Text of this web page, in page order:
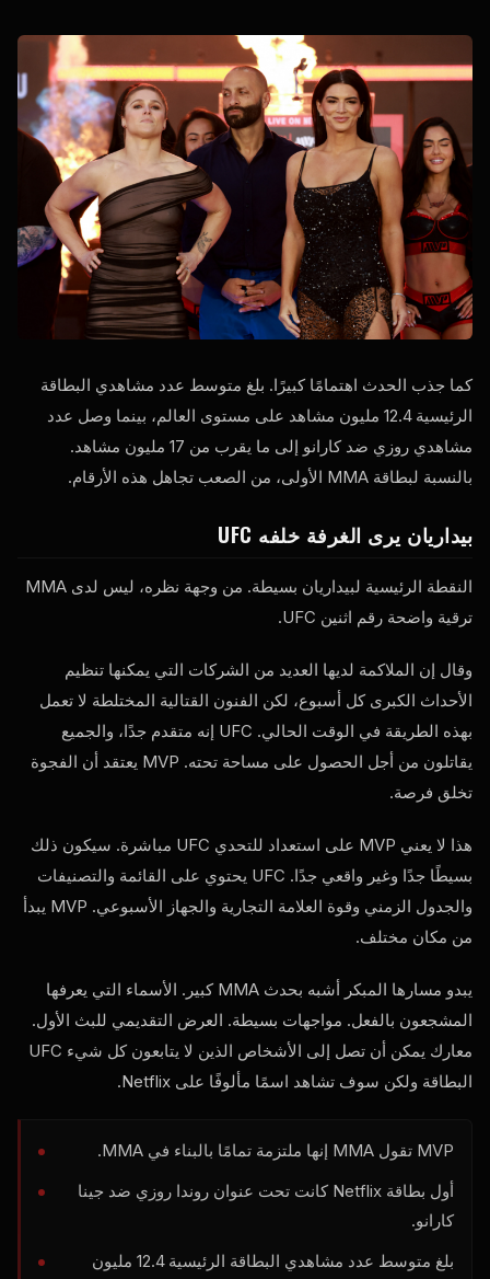
كما جذب الحدث اهتمامًا كبيرًا. بلغ متوسط عدد مشاهدي البطاقة
الرئيسية 12.4 مليون مشاهد على مستوى العالم، بينما وصل عدد
مشاهدي روزي ضد كارانو إلى ما يقرب من 17 مليون مشاهد.
بالنسبة لبطاقة MMA الأولى، من الصعب تجاهل هذه الأرقام.
بيداريان يرى الغرفة خلفه UFC
النقطة الرئيسية لبيداريان بسيطة. من وجهة نظره، ليس لدى MMA
ترقية واضحة رقم اثنين UFC
.
وقال إن الملاكمة لديها العديد من الشركات التي يمكنها تنظيم
الأحداث الكبرى كل أسبوع، لكن الفنون القتالية المختلطة لا تعمل
بهذه الطريقة في الوقت الحالي. UFC إنه متقدم جدًا، والجميع
يقاتلون من أجل الحصول على مساحة تحته. MVP يعتقد أن الفجوة
تخلق فرصة.
هذا لا يعني MVP على استعداد للتحدي UFC مباشرة. سيكون ذلك
بسيطًا جدًا وغير واقعي جدًا. UFC يحتوي على القائمة والتصنيفات
والجدول الزمني وقوة العلامة التجارية والجهاز الأسبوعي. MVP يبدأ
من مكان مختلف.
يبدو مسارها المبكر أشبه بحدث MMA كبير. الأسماء التي يعرفها
المشجعون بالفعل. مواجهات بسيطة. العرض التقديمي للبث الأول.
معارك يمكن أن تصل إلى الأشخاص الذين لا يتابعون كل شيء UFC
البطاقة ولكن سوف تشاهد اسمًا مألوفًا على Netflix.
MVP تقول MMA إنها ملتزمة تمامًا بالبناء في MMA.
أول بطاقة Netflix كانت تحت عنوان روندا روزي ضد جينا
كارانو.
بلغ متوسط عدد مشاهدي البطاقة الرئيسية 12.4 مليون